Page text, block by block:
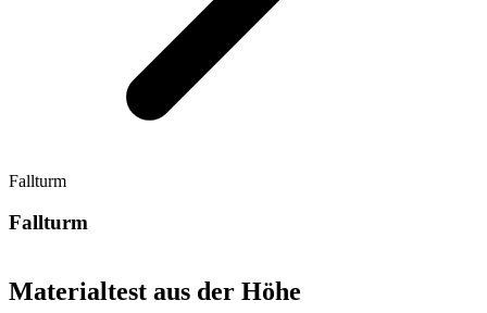
Fallturm
Fallturm
Materialtest aus der Höhe